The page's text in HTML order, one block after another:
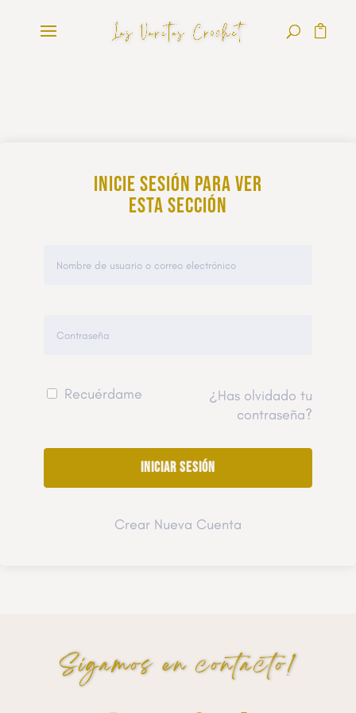
Inicie sesión para ver
esta sección
Recuérdame
¿Has olvidado tu
contraseña?
Crear Nueva Cuenta
Sigamos en contacto!